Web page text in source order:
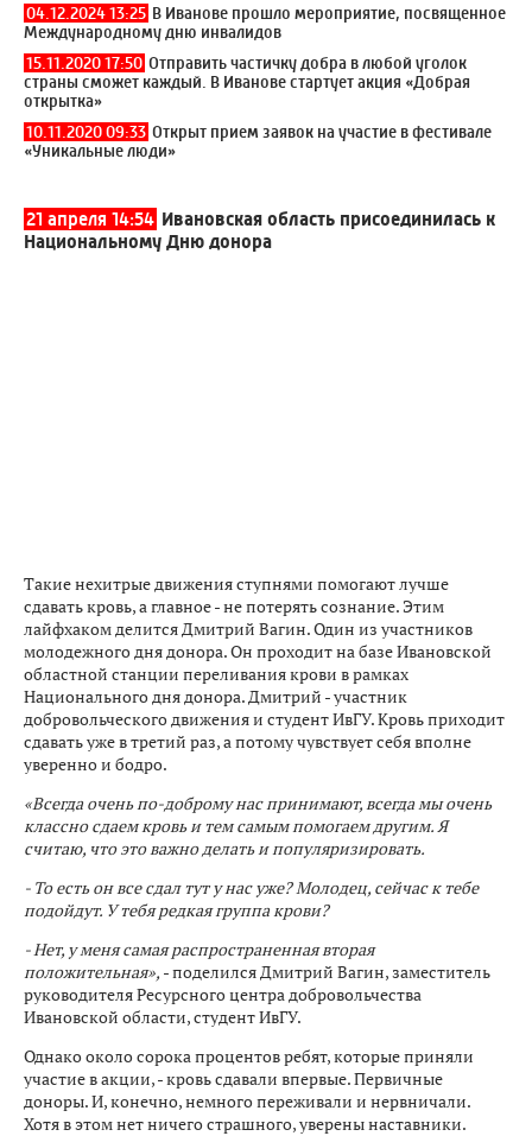
04.12.2024 13:25 В Иванове прошло мероприятие, посвященное
Международному дню инвалидов
15.11.2020 17:50 Отправить частичку добра в любой уголок
страны сможет каждый. В Иванове стартует акция «Добрая
открытка»
10.11.2020 09:33 Открыт прием заявок на участие в фестивале
«Уникальные люди»
21 апреля 14:54 Ивановская область присоединилась к
Национальному Дню донора
Такие нехитрые движения ступнями помогают лучше
сдавать кровь, а главное - не потерять сознание. Этим
лайфхаком делится Дмитрий Вагин. Один из участников
молодежного дня донора. Он проходит на базе Ивановской
областной станции переливания крови в рамках
Национального дня донора. Дмитрий - участник
добровольческого движения и студент ИвГУ. Кровь приходит
сдавать уже в третий раз, а потому чувствует себя вполне
уверенно и бодро.
«Всегда очень по-доброму нас принимают, всегда мы очень
классно сдаем кровь и тем самым помогаем другим. Я
считаю, что это важно делать и популяризировать.
- То есть он все сдал тут у нас уже? Молодец, сейчас к тебе
подойдут. У тебя редкая группа крови?
- Нет, у меня самая распространенная вторая
положительная», - поделился Дмитрий Вагин, заместитель
руководителя Ресурсного центра добровольчества
Ивановской области, студент ИвГУ.
Однако около сорока процентов ребят, которые приняли
участие в акции, - кровь сдавали впервые. Первичные
доноры. И, конечно, немного переживали и нервничали.
Хотя в этом нет ничего страшного, уверены наставники.